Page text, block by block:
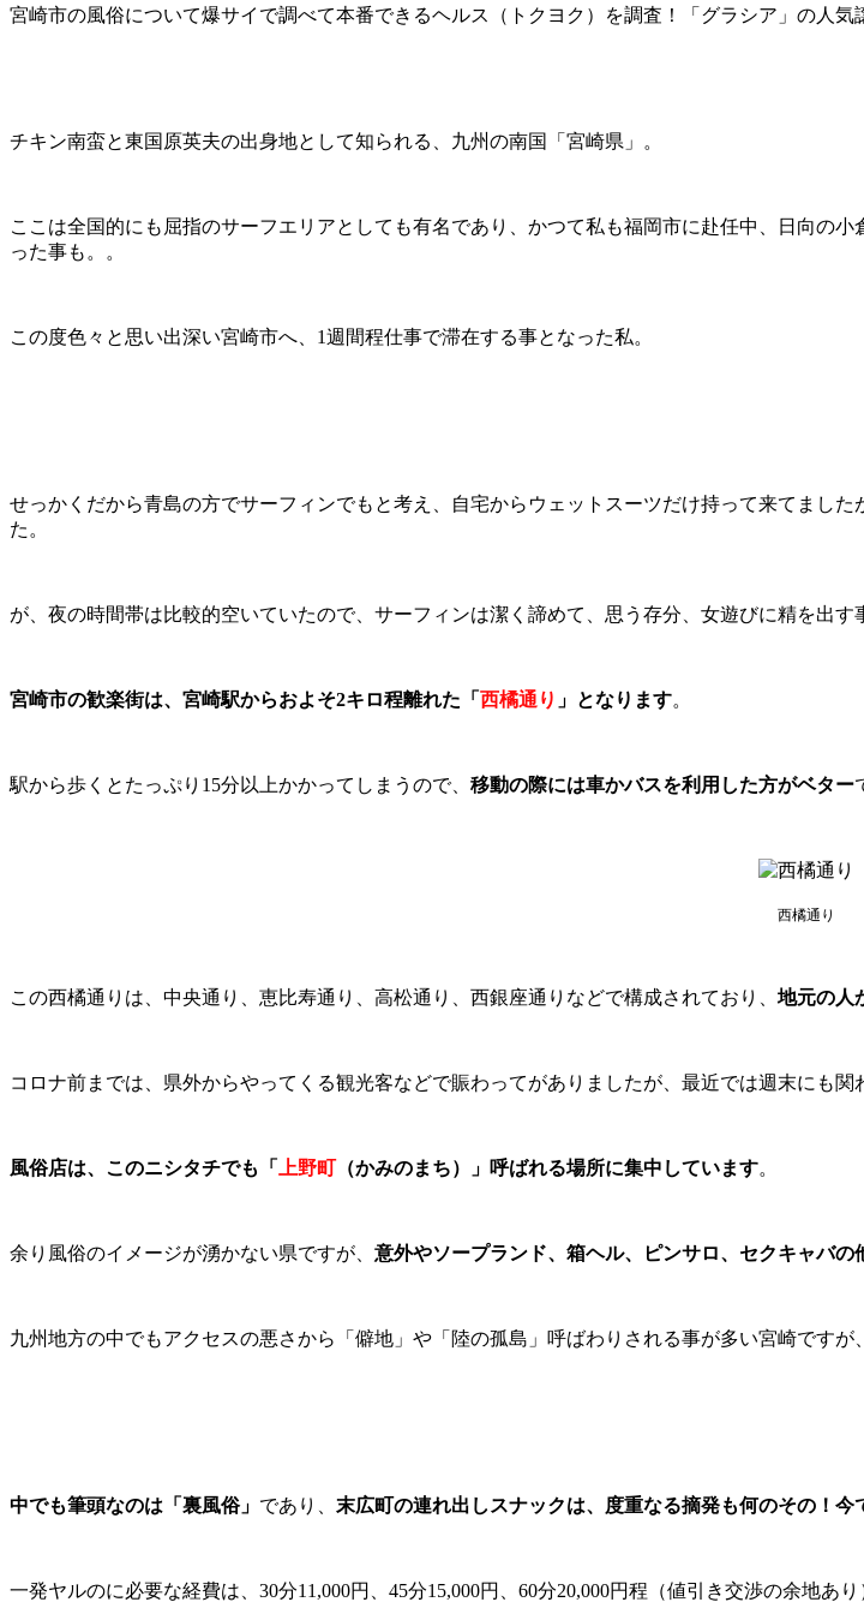
宮崎市の風俗について爆サイで調べて本番できるヘルス（トクヨク）を調査！「グラシア」の人気
チキン南蛮と東国原英夫の出身地として知られる、九州の南国「宮崎県」。
ここは全国的にも屈指のサーフエリアとしても有名であり、かつて私も福岡市に赴任中、日向の
った事も。。
この度色々と思い出深い宮崎市へ、1週間程仕事で滞在する事となった私。
せっかくだから青島の方でサーフィンでもと考え、自宅からウェットスーツだけ持って来てまし
た。
が、夜の時間帯は比較的空いていたので、サーフィンは潔く諦めて、思う存分、女遊びに精を出す
宮崎市の歓楽街は、宮崎駅からおよそ2キロ程離れた「 西橘通り 」となります。
駅から歩くとたっぷり15分以上かかってしまうので、 移動の際には車かバスを利用した方がベター
西橘通り
この西橘通りは、中央通り、恵比寿通り、高松通り、西銀座通りなどで構成されており、 地元の人
コロナ前までは、県外からやってくる観光客などで賑わってがありましたが、最近では週末にも関
風俗店は、このニシタチでも「 上野町（かみのまち）」呼ばれる場所に集中しています。
余り風俗のイメージが湧かない県ですが、 意外やソープランド、箱ヘル、ピンサロ、セクキャバ
九州地方の中でもアクセスの悪さから「僻地」や「陸の孤島」呼ばわりされる事が多い宮崎です
中でも筆頭なのは「裏風俗」 であり、 末広町の連れ出しスナックは、度重なる摘発も何のその！今
一発ヤルのに必要な経費は、30分11,000円、45分15,000円、60分20,000円程（値引き交渉の余地あり